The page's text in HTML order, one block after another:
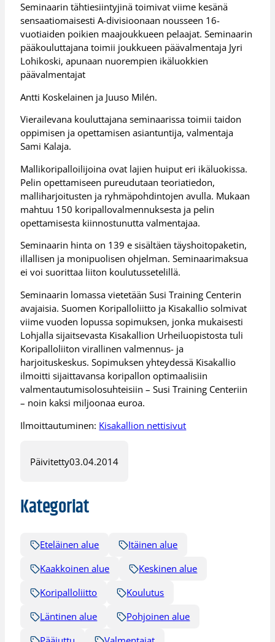
Seminaarin tähtiesiintyjinä toimivat viime kesänä
sensaatiomaisesti A-divisioonaan nousseen 16-
vuotiaiden poikien maajoukkueen pelaajat. Seminaarin
pääkouluttajana toimii joukkueen päävalmentaja Jyri
Lohikoski, apunaan nuorempien ikäluokkien
päävalmentajat
Antti Koskelainen ja Juuso Milén.
Vierailevana kouluttajana seminaarissa toimii taidon
oppimisen ja opettamisen asiantuntija, valmentaja
Sami Kalaja.
Mallikoripalloilijoina ovat lajien huiput eri ikäluokissa.
Pelin opettamiseen pureudutaan teoriatiedon,
malliharjoitusten ja ryhmäpohdintojen avulla. Mukaan
mahtuu 150 koripallovalmennuksesta ja pelin
opettamisesta kiinnostunutta valmentajaa.
Seminaarin hinta on 139 e sisältäen täyshoitopaketin,
illallisen ja monipuolisen ohjelman. Seminaarimaksua
ei voi suorittaa liiton koulutussetelillä.
Seminaarin lomassa vietetään Susi Training Centerin
avajaisia. Suomen Koripalloliitto ja Kisakallio solmivat
viime vuoden lopussa sopimuksen, jonka mukaisesti
Lohjalla sijaitsevasta Kisakallion Urheiluopistosta tuli
Koripalloliiton virallinen valmennus- ja
harjoituskeskus. Sopimuksen yhteydessä Kisakallio
ilmoitti sijaittavansa koripallon optimaalisiin
valmentautumisolosuhteisiin – Susi Training Centeriin
– noin kaksi miljoonaa euroa.
Ilmoittautuminen: Kisakallion nettisivut
Päivitetty03.04.2014
Kategoriat
Eteläinen alue
Itäinen alue
Kaakkoinen alue
Keskinen alue
Koripalloliitto
Koulutus
Läntinen alue
Pohjoinen alue